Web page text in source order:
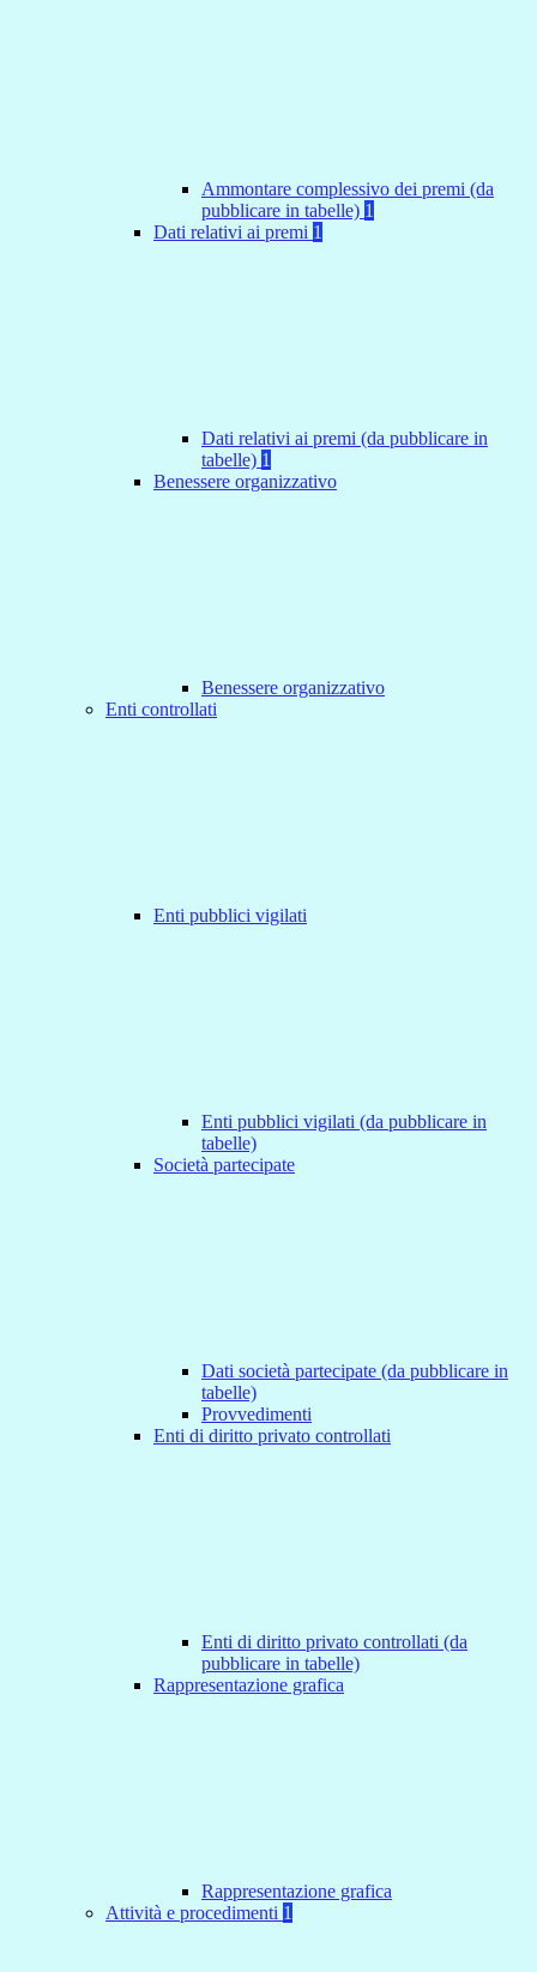
Ammontare complessivo dei premi (da
pubblicare in tabelle) 1
Dati relativi ai premi 1
Dati relativi ai premi (da pubblicare in
tabelle) 1
Benessere organizzativo
Benessere organizzativo
Enti controllati
Enti pubblici vigilati
Enti pubblici vigilati (da pubblicare in
tabelle)
Società partecipate
Dati società partecipate (da pubblicare in
tabelle)
Provvedimenti
Enti di diritto privato controllati
Enti di diritto privato controllati (da
pubblicare in tabelle)
Rappresentazione grafica
Rappresentazione grafica
Attività e procedimenti 1